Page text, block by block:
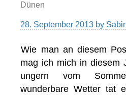
Dünen
28. September 2013 by
Wie man an diesem
mag ich mich in diesem
ungern vom
wunderbare Wetter tat